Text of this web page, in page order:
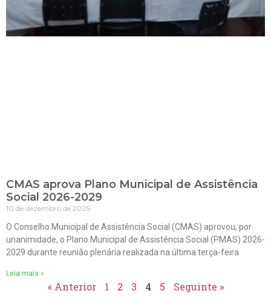
CMAS aprova Plano Municipal de Assistência
Social 2026-2029
10 de dezembro de 2025
O Conselho Municipal de Assistência Social (CMAS) aprovou, por
unanimidade, o Plano Municipal de Assistência Social (PMAS) 2026-
2029 durante reunião plenária realizada na última terça-feira
Leia mais »
« Anterior 1 2 3 4 5 Seguinte »